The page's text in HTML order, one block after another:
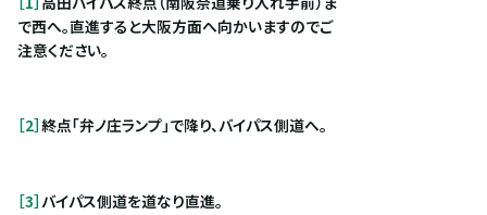
で西へ。直進すると大阪方面へ向かいますのでご
注意ください。
［2］終点「弁ノ庄ランプ」で降り、バイパス側道へ。
［3］ バイパス側道を道なり直進。